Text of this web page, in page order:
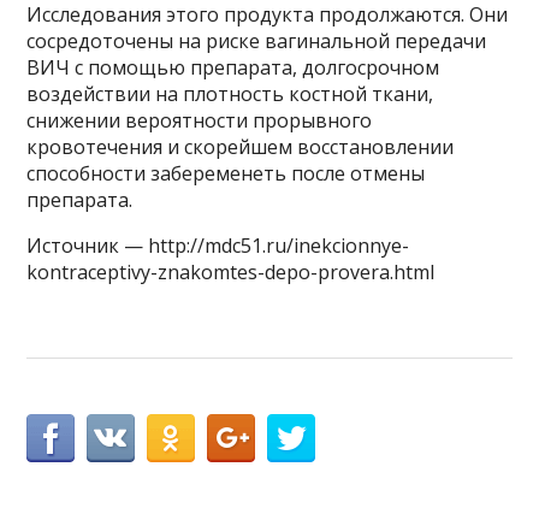
Исследования этого продукта продолжаются. Они
сосредоточены на риске вагинальной передачи
ВИЧ с помощью препарата, долгосрочном
воздействии на плотность костной ткани,
снижении вероятности прорывного
кровотечения и скорейшем восстановлении
способности забеременеть после отмены
препарата.
Источник — http://mdc51.ru/inekcionnye-
kontraceptivy-znakomtes-depo-provera.html